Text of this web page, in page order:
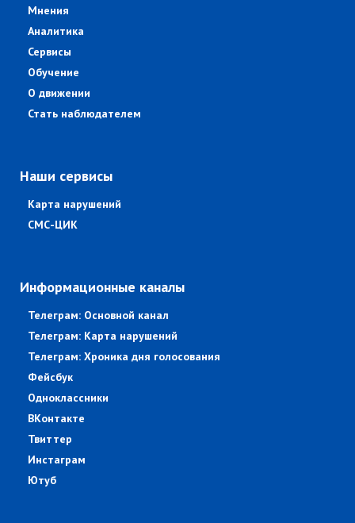
Мнения
Аналитика
Сервисы
Обучение
О движении
Стать наблюдателем
Наши сервисы
Карта нарушений
СМС-ЦИК
Информационные каналы
Телеграм: Основной канал
Телеграм: Карта нарушений
Телеграм: Хроника дня голосования
Фейсбук
Одноклассники
ВКонтакте
Твиттер
Инстаграм
Ютуб